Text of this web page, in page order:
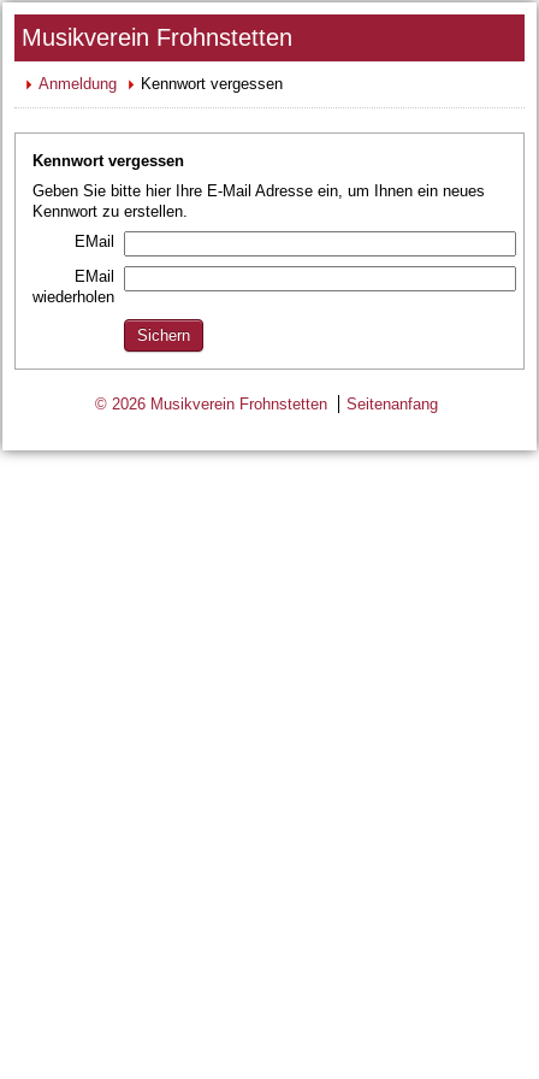
Musikverein Frohnstetten
Anmeldung Kennwort vergessen
Kennwort vergessen
Geben Sie bitte hier Ihre E-Mail Adresse ein, um Ihnen ein neues
Kennwort zu erstellen.
EMail
EMail
wiederholen
© 2026 Musikverein Frohnstetten Seitenanfang